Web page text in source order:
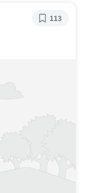
113